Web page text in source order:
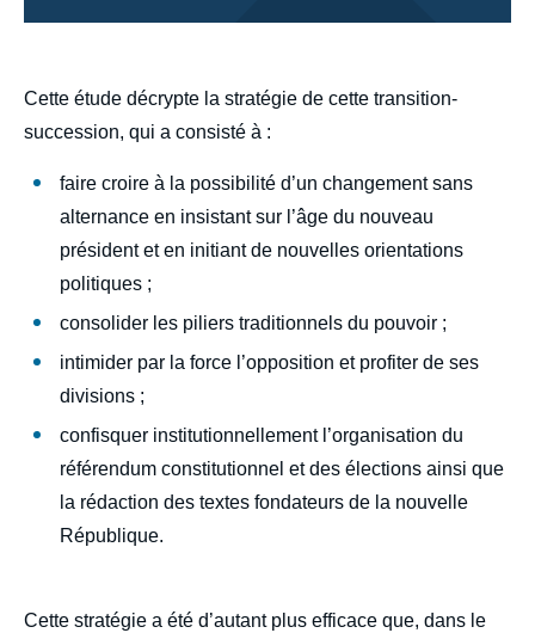
body
Cette étude décrypte la stratégie de cette transition-
succession, qui a consisté à :
faire croire à la possibilité d’un changement sans
alternance en insistant sur l’âge du nouveau
président et en initiant de nouvelles orientations
politiques ;
consolider les piliers traditionnels du pouvoir ;
intimider par la force l’opposition et profiter de ses
divisions ;
confisquer institutionnellement l’organisation du
référendum constitutionnel et des élections ainsi que
la rédaction des textes fondateurs de la nouvelle
République.
Cette stratégie a été d’autant plus efficace que, dans le